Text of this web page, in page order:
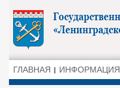
ГЛАВНАЯ ИНФОРМАЦИЯ